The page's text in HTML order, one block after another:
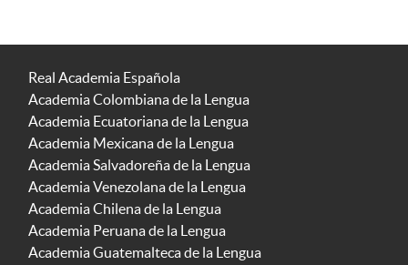
Real Academia Española
Academia Colombiana de la Lengua
Academia Ecuatoriana de la Lengua
Academia Mexicana de la Lengua
Academia Salvadoreña de la Lengua
Academia Venezolana de la Lengua
Academia Chilena de la Lengua
Academia Peruana de la Lengua
Academia Guatemalteca de la Lengua